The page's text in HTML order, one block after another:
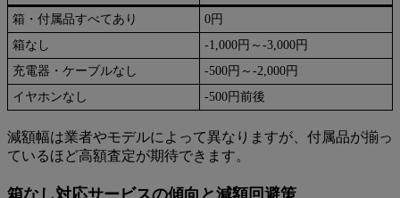
箱・付属品すべてあり
0円
箱なし
-1,000円～-3,000円
充電器・ケーブルなし
-500円～-2,000円
イヤホンなし
-500円前後
減額幅は業者やモデルによって異なりますが、付属品が揃っ
ているほど高額査定が期待できます。